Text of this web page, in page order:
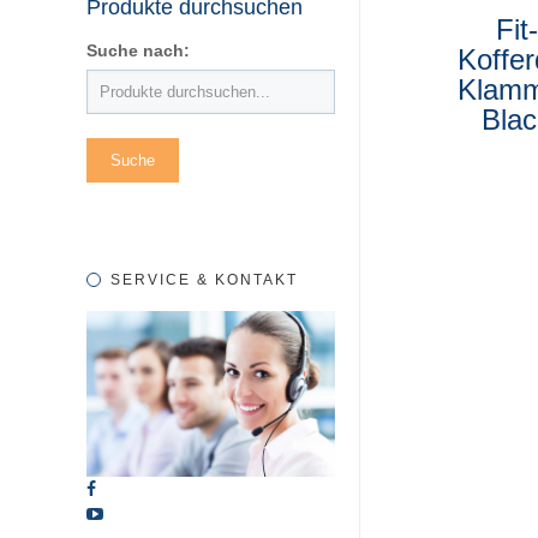
Fit-
Produkte durchsuchen
Suche nach:
SERVICE & KONTAKT